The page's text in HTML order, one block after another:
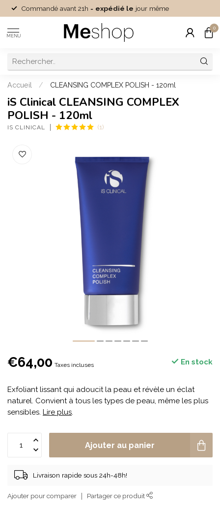
Commandé avant 21h = expédié le jour même
MENU
0
Accueil / CLEANSING COMPLEX POLISH - 120ml
iS Clinical CLEANSING COMPLEX
POLISH - 120ml
IS CLINICAL (1)
€64,00 Taxes incluses En stock
Exfoliant lissant qui adoucit la peau et révèle un éclat
naturel. Convient à tous les types de peau, même les plus
sensibles. Lire plus.
Ajouter au panier
Livraison rapide sous 24h-48h!
Ajouter pour comparer Partager ce produit